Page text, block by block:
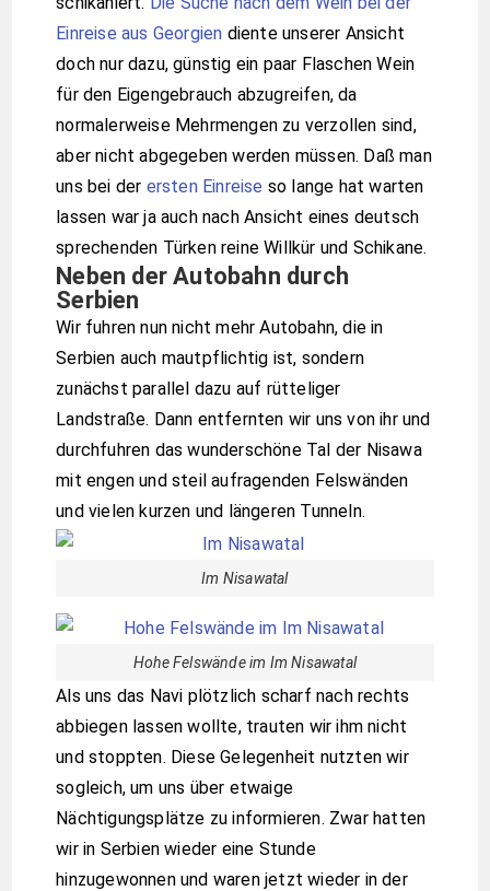
Einreise aus Georgien diente unserer Ansicht
doch nur dazu, günstig ein paar Flaschen Wein
für den Eigengebrauch abzugreifen, da
normalerweise Mehrmengen zu verzollen sind,
aber nicht abgegeben werden müssen. Daß man
uns bei der ersten Einreise so lange hat warten
lassen war ja auch nach Ansicht eines deutsch
sprechenden Türken reine Willkür und Schikane.
Neben der Autobahn durch
Serbien
Wir fuhren nun nicht mehr Autobahn, die in
Serbien auch mautpflichtig ist, sondern
zunächst parallel dazu auf rütteliger
Landstraße. Dann entfernten wir uns von ihr und
durchfuhren das wunderschöne Tal der Nisawa
mit engen und steil aufragenden Felswänden
und vielen kurzen und längeren Tunneln.
Im Nisawatal
Hohe Felswände im Im Nisawatal
Als uns das Navi plötzlich scharf nach rechts
abbiegen lassen wollte, trauten wir ihm nicht
und stoppten. Diese Gelegenheit nutzten wir
sogleich, um uns über etwaige
Nächtigungsplätze zu informieren. Zwar hatten
wir in Serbien wieder eine Stunde
hinzugewonnen und waren jetzt wieder in der